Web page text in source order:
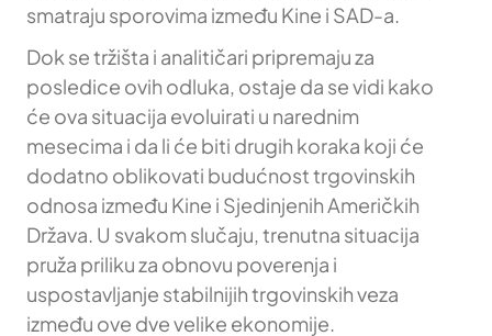
smatraju sporovima između Kine i SAD-a.
Dok se tržišta i analitičari pripremaju za
posledice ovih odluka, ostaje da se vidi kako
će ova situacija evoluirati u narednim
mesecima i da li će biti drugih koraka koji će
dodatno oblikovati budućnost trgovinskih
odnosa između Kine i Sjedinjenih Američkih
Država. U svakom slučaju, trenutna situacija
pruža priliku za obnovu poverenja i
uspostavljanje stabilnijih trgovinskih veza
između ove dve velike ekonomije.